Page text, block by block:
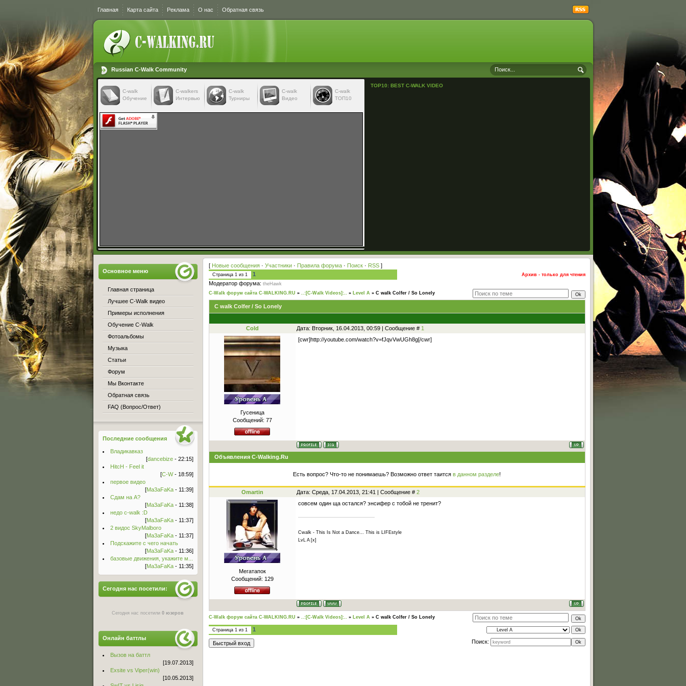
Главная Карта сайта Реклама О нас Обратная связь
Russian C-Walk Community
C-walk
Обучение
C-walkers
Интервью
С-walk
Турниры
С-walk
Видео
C-walk
ТОП10
TOP10: BEST C-WALK VIDEO
[ Новые сообщения· Участники· Правила форума· Поиск· RSS]
Страница 1из 1 1 Архив - только для чтения
Модератор форума: theHawk
C-Walk форум сайта C-WALKING.RU » ..:[C-Walk Videos]:.. » Level A » С walk Colfer / So Lonely
С walk Colfer / So Lonely
Cold Дата: Вторник, 16.04.2013, 00:59 | Сообщение # 1
Гусеница
Сообщений: 77
[cwr]http://youtube.com/watch?v=fJqvVwUGh8g[/cwr]
Объявления C-Walking.Ru
Есть вопрос? Что-то не понимаешь? Возможно ответ таится в данном разделе!
Omartin Дата: Среда, 17.04.2013, 21:41 | Сообщение # 2
Мегатапок
Сообщений: 129
совсем один ща остался? энсифер с тобой не тренит?
Cwalk - This Is Not a Dance... This is LIFEstyle
LvL A [x]
C-Walk форум сайта C-WALKING.RU » ..:[C-Walk Videos]:.. » Level A » С walk Colfer / So Lonely
Страница 1из 1
1
Поиск:
Основное меню
Главная страница
Лучшее C-Walk видео
Примеры исполнения
Обучение C-Walk
Фотоальбомы
Музыка
Статьи
Форум
Мы Вконтакте
Обратная связь
FAQ (Вопрос/Ответ)
Последние сообщения
Владикавказ
[dancebize- 22:15]
HitcH - Feel it
[C-W- 18:59]
первое видео
[Ma3aFaKa- 11:39]
Сдам на А?
[Ma3aFaKa- 11:38]
недо c-walk :D
[Ma3aFaKa- 11:37]
2 видос SkyMalboro
[Ma3aFaKa- 11:37]
Подскажите с чего начать
[Ma3aFaKa- 11:36]
базовые движения, укажите м...
[Ma3aFaKa- 11:35]
Сегодня нас посетили:
Сегодня нас посетили 0 юзеров
Онлайн баттлы
Вызов на баттл
[19.07.2013]
Exsite vs Viper(win)
[10.05.2013]